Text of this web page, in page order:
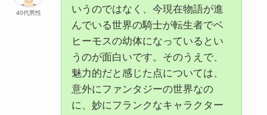
40代男性
いうのではなく、今現在物語が進
んでいる世界の騎士が転生者でベ
ヒーモスの幼体になっているとい
うのが面白いです。そのうえで、
魅力的だと感じた点については、
意外にファンタジーの世界なの
に、妙にフランクなキャラクター